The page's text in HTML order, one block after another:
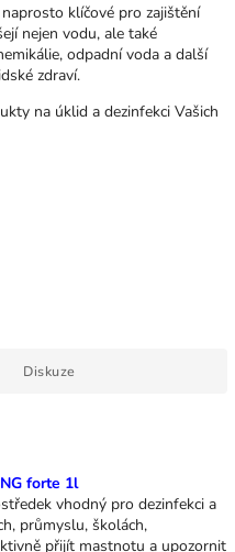
klíčové pro zajištění
nejen vodu, ale také
odpadní voda a další
zdraví.
na úklid a dezinfekci Vašich
Diskuze
forte 1l
vhodný pro dezinfekci a
průmyslu, školách,
přijít mastnotu a upozornit